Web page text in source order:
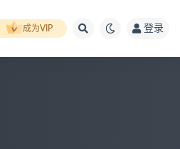
成为VIP 登录